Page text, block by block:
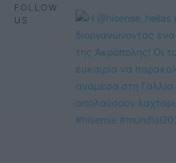
FOLLOW
US